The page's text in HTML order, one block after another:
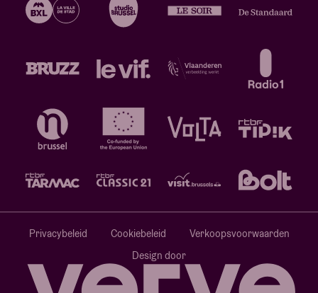
Privacybeleid Cookiebeleid
Verkoopsvoorwaarden
Design door